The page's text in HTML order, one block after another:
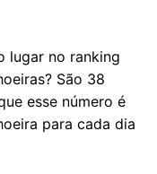
lugar no ranking
São 38
esse número é
para cada dia